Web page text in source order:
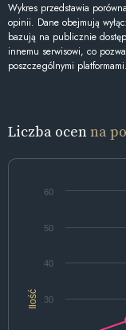
Wykres przedstawia
opinii. Dane obejmują
bazują na publicznie
innemu serwisowi, co
poszczególnymi platformami.
Liczba ocenna
Ilość 30
40
50
60